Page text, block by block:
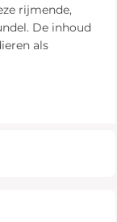
rijmende,
De inhoud
als